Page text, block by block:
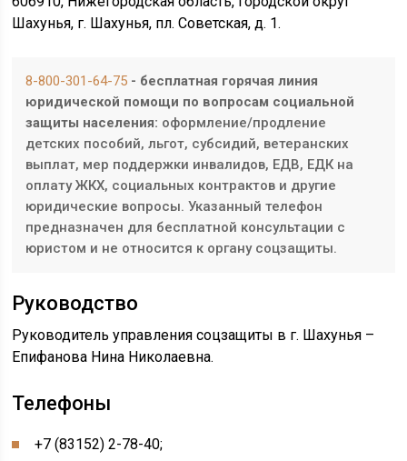
Шахунья, г. Шахунья, пл. Советская, д. 1.
8-800-301-64-75 - бесплатная горячая линия
юридической помощи по вопросам социальной
защиты населения: оформление/продление
детских пособий, льгот, субсидий, ветеранских
выплат, мер поддержки инвалидов, ЕДВ, ЕДК на
оплату ЖКХ, социальных контрактов и другие
юридические вопросы. Указанный телефон
предназначен для бесплатной консультации с
юристом и не относится к органу соцзащиты.
Руководство
Руководитель управления соцзащиты в г. Шахунья –
Епифанова Нина Николаевна.
Телефоны
+7 (83152) 2-78-40;